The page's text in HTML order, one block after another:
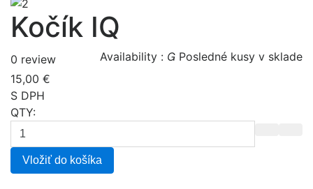
Kočík IQ
0 review Availability :  Posledné kusy v sklade
15,00 €
S DPH
QTY:
Vložiť do košíka